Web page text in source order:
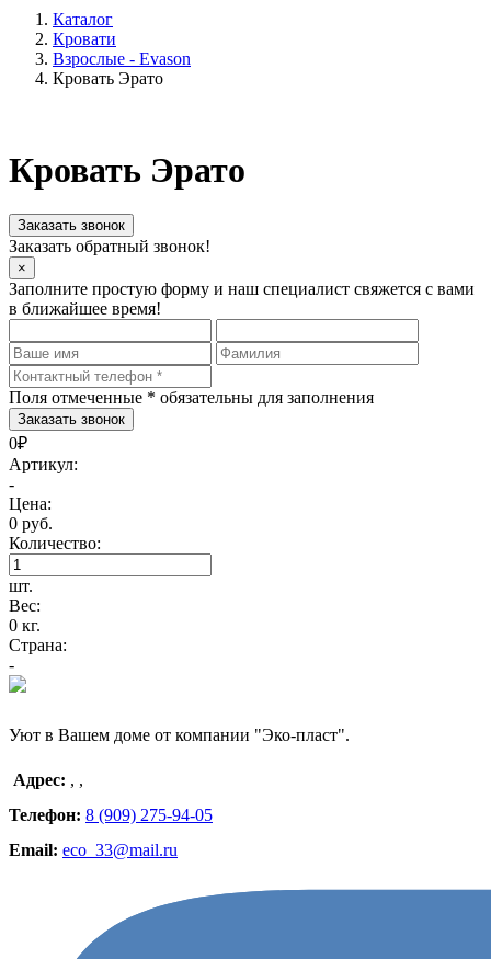
Каталог
Кровати
Взрослые - Evason
Кровать Эрато
Кровать Эрато
Заказать звонок
Заказать обратный звонок!
×
Заполните простую форму и наш специалист свяжется с вами
в ближайшее время!
Поля отмеченные * обязательны для заполнения
0₽
Артикул:
-
Цена:
0 руб.
Количество:
шт.
Вес:
0 кг.
Страна:
-
Уют в Вашем доме от компании "Эко-пласт".
Адрес: , ,
Телефон: 8 (909) 275-94-05
Email: eco_33@mail.ru